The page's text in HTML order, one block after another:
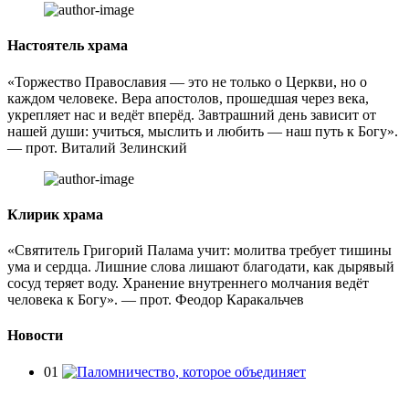
Настоятель храма
«Торжество Православия — это не только о Церкви, но о
каждом человеке. Вера апостолов, прошедшая через века,
укрепляет нас и ведёт вперёд. Завтрашний день зависит от
нашей души: учиться, мыслить и любить — наш путь к Богу».
— прот. Виталий Зелинский
Клирик храма
«Святитель Григорий Палама учит: молитва требует тишины
ума и сердца. Лишние слова лишают благодати, как дырявый
сосуд теряет воду. Хранение внутреннего молчания ведёт
человека к Богу». — прот. Феодор Каракальчев
Новости
01